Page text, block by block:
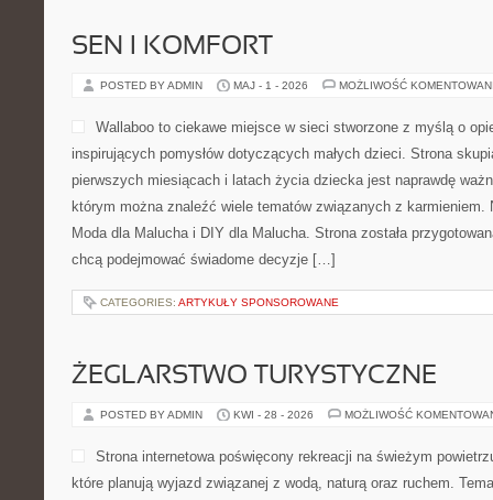
SEN I KOMFORT
POSTED BY ADMIN MAJ - 1 - 2026 MOŻLIWOŚĆ
Wallaboo to ciekawe miejsce w sieci stworzone z myślą o
inspirujących pomysłów dotyczących małych dzieci. Strona
pierwszych miesiącach i latach życia dziecka jest naprawdę
którym można znaleźć wiele tematów związanych z karmieniem.
Moda dla Malucha i DIY dla Malucha. Strona została
chcą podejmować świadome decyzje […]
CATEGORIES: ARTYKUŁY SPONSOROWANE
ŻEGLARSTWO TURYSTYCZNE
POSTED BY ADMIN KWI - 28 - 2026 MOŻLIWOŚĆ
Strona internetowa poświęcony rekreacji na świeżym
które planują wyjazd związanej z wodą, naturą oraz ruchem.